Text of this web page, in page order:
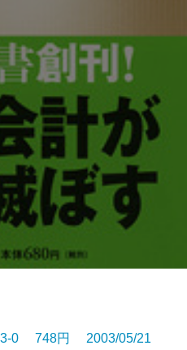
0 748円 2003/05/21